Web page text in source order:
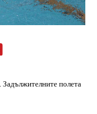
Задължителните полета